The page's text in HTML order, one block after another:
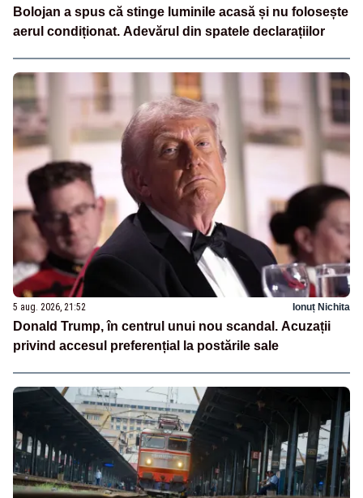
Bolojan a spus că stinge luminile acasă și nu folosește
aerul condiționat. Adevărul din spatele declarațiilor
5 aug. 2026, 21:52 Ionuț Nichita
Donald Trump, în centrul unui nou scandal. Acuzații
privind accesul preferențial la postările sale